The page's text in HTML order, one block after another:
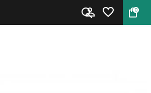
0
Richtkijker 4x32 WR van Gamo